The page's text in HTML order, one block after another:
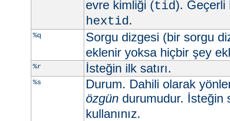
evre kimliği (tid).
hextid.
%q
Sorgu dizgesi (bir sorgu
eklenir yoksa hiçbir şey
%r İsteğin ilk satırı.
%s
Durum. Dahili olarak
özgündurumudur. İsteğin
kullanınız.